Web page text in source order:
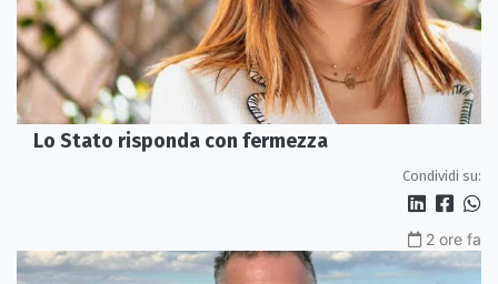
Lo Stato risponda con fermezza
Condividi su:
2 ore fa